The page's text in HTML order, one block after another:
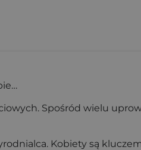
Spośród wielu
Kobiety są